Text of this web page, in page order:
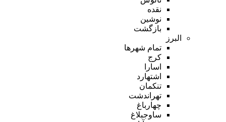
نقده
نوشین
بازگشت
البرز
تمام شهر‌ها
کرج
اسارا
اشتهارد
تنکمان
تهراندشت
چهارباغ
ساوجبلاغ